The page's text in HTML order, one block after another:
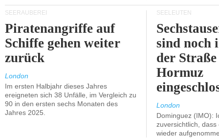
SEERÄUBEREI
Piratenangriffe auf
Schiffe gehen weiter
zurück
London
Im ersten Halbjahr dieses Jahres
ereigneten sich 38 Unfälle, im Vergleich zu
90 in den ersten sechs Monaten des
Jahres 2025.
SEELEUTEN
sind noch
der
Hormuz
London
Dominguez (IMO):
zuversichtlich,
wieder